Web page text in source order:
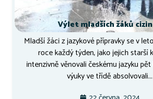
Výlet mladších žáků
Mladší žáci z jazykové přípravky se v
roce každý týden, jako jejich starší
intenzivně věnovali českému jazyku
výuky ve třídě absolvovali...